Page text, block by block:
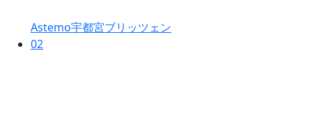
Astemo宇都宮ブリッツェン
02